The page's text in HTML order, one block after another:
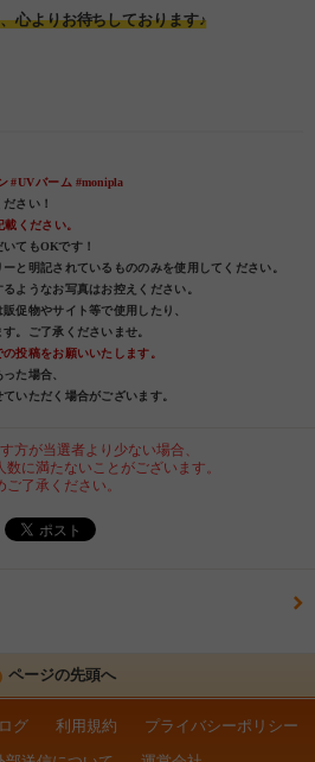
心よりお待ちしております♪
#UVバーム #monipla
さい！
ください。
てもOKです！
と明記されているもののみを使用してください。
ようなお写真はお控えください。
促物やサイト等で使用したり、
。ご了承くださいませ。
投稿をお願いいたします。
た場合、
いただく場合がございます。
方が当選者より少ない場合、
に満たないことがございます。
ご了承ください。
ページの先頭へ
グ 利用規約
プライバシーポリシー